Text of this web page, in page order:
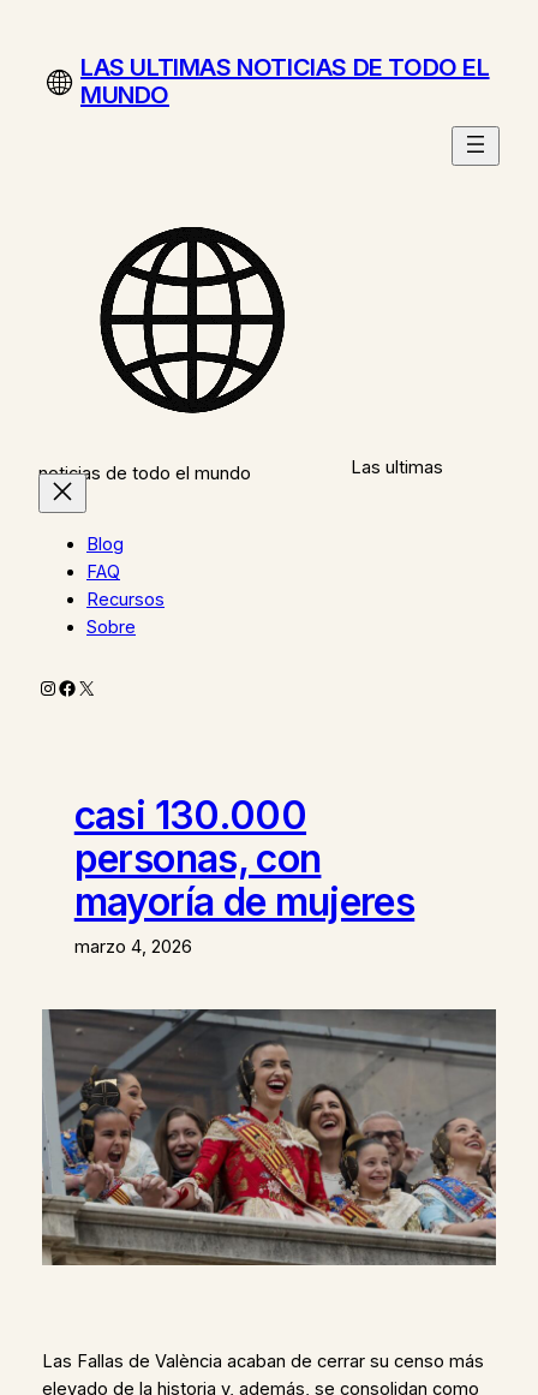
contenidoLAS ULTIMAS NOTICIAS DE TODO EL
MUNDO
Las ultimas
noticias de todo el mundo
Blog
FAQ
Recursos
Sobre
Instagram
Facebook
X
casi 130.000
personas, con
mayoría de mujeres
marzo 4, 2026
Las Fallas de València acaban de cerrar su censo más
elevado de la historia y, además, se consolidan como